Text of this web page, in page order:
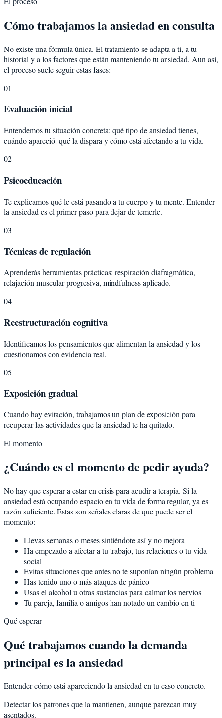
Cómo trabajamos la ansiedad en consulta
No existe una fórmula única. El tratamiento se adapta a ti, a tu
historial y a los factores que están manteniendo tu ansiedad. Aun así,
el proceso suele seguir estas fases:
01
Evaluación inicial
Entendemos tu situación concreta: qué tipo de ansiedad tienes,
cuándo apareció, qué la dispara y cómo está afectando a tu vida.
02
Psicoeducación
Te explicamos qué le está pasando a tu cuerpo y tu mente. Entender
la ansiedad es el primer paso para dejar de temerle.
03
Técnicas de regulación
Aprenderás herramientas prácticas: respiración diafragmática,
relajación muscular progresiva, mindfulness aplicado.
04
Reestructuración cognitiva
Identificamos los pensamientos que alimentan la ansiedad y los
cuestionamos con evidencia real.
05
Exposición gradual
Cuando hay evitación, trabajamos un plan de exposición para
recuperar las actividades que la ansiedad te ha quitado.
El momento
¿Cuándo es el momento de pedir ayuda?
No hay que esperar a estar en crisis para acudir a terapia. Si la
ansiedad está ocupando espacio en tu vida de forma regular, ya es
razón suficiente. Estas son señales claras de que puede ser el
momento:
Llevas semanas o meses sintiéndote así y no mejora
Ha empezado a afectar a tu trabajo, tus relaciones o tu vida
social
Evitas situaciones que antes no te suponían ningún problema
Has tenido uno o más ataques de pánico
Usas el alcohol u otras sustancias para calmar los nervios
Tu pareja, familia o amigos han notado un cambio en ti
Qué esperar
Qué trabajamos cuando la demanda
principal es la ansiedad
Entender cómo está apareciendo la ansiedad en tu caso concreto.
Detectar los patrones que la mantienen, aunque parezcan muy
asentados.